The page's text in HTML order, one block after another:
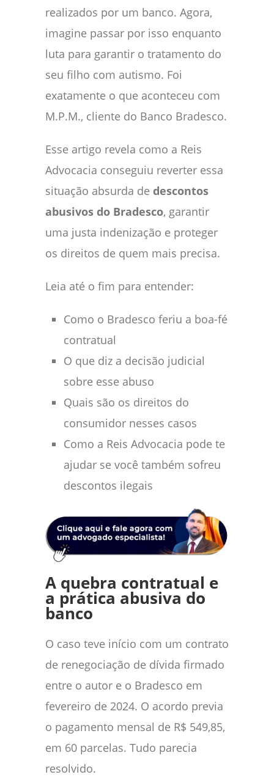
realizados por um banco. Agora,
imagine passar por isso enquanto
luta para garantir o tratamento do
seu filho com autismo. Foi
exatamente o que aconteceu com
M.P.M., cliente do Banco Bradesco.
Esse artigo revela como a Reis
Advocacia conseguiu reverter essa
situação absurda de descontos
abusivos do Bradesco, garantir
uma justa indenização e proteger
os direitos de quem mais precisa.
Leia até o fim para entender:
Como o Bradesco feriu a boa-fé
contratual
O que diz a decisão judicial
sobre esse abuso
Quais são os direitos do
consumidor nesses casos
Como a Reis Advocacia pode te
ajudar se você também sofreu
descontos ilegais
A quebra contratual e
a prática abusiva do
banco
O caso teve início com um contrato
de renegociação de dívida firmado
entre o autor e o Bradesco em
fevereiro de 2024. O acordo previa
o pagamento mensal de R$ 549,85,
em 60 parcelas. Tudo parecia
resolvido.